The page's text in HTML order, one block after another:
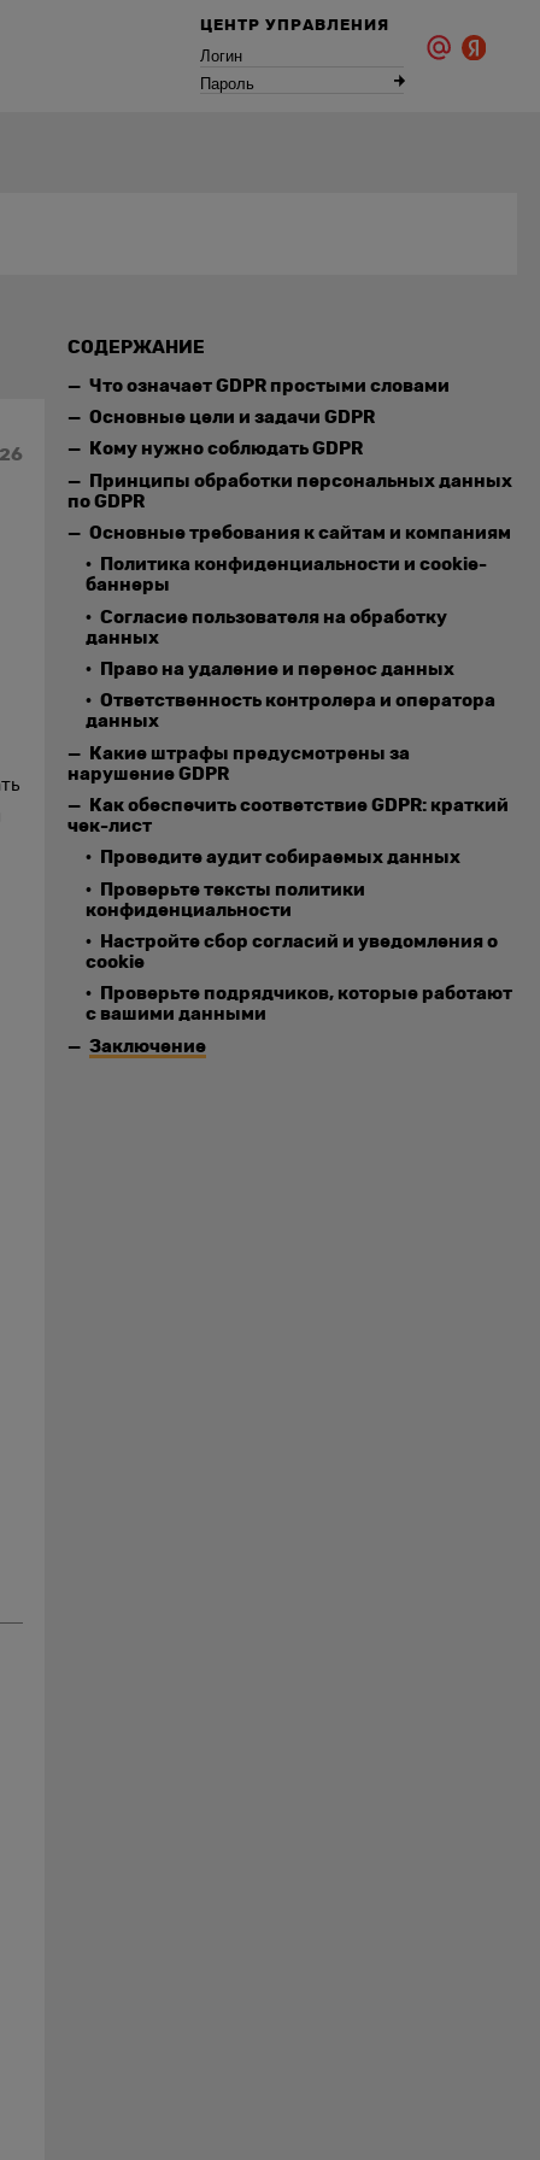
ЦЕНТР УПРАВЛЕНИЯ
Логин
Пароль
СОДЕРЖАНИЕ
Что означает GDPR простыми словами
Основные цели и задачи GDPR
Кому нужно соблюдать GDPR
Принципы обработки персональных данных
по GDPR
Основные требования к сайтам и компаниям
Политика конфиденциальности и cookie-
баннеры
Согласие пользователя на обработку
данных
Право на удаление и перенос данных
Ответственность контролера и оператора
данных
Какие штрафы предусмотрены за
нарушение GDPR
Как обеспечить соответствие GDPR: краткий
чек-лист
Проведите аудит собираемых данных
Проверьте тексты политики
конфиденциальности
Настройте сбор согласий и уведомления о
cookie
Проверьте подрядчиков, которые работают
с вашими данными
Заключение